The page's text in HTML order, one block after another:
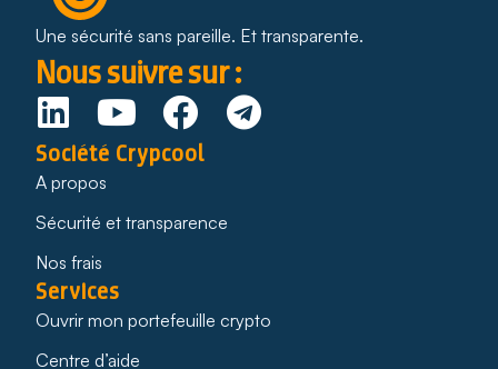
Une sécurité sans pareille. Et transparente.
Nous suivre sur :
Société Crypcool
A propos
Sécurité et transparence
Nos frais
Services
Ouvrir mon portefeuille crypto
Centre d’aide